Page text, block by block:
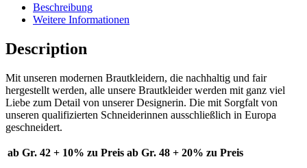
Beschreibung
Weitere Informationen
Description
Mit unseren modernen Brautkleidern, die nachhaltig und fair
hergestellt werden, alle unsere Brautkleider werden mit ganz viel
Liebe zum Detail von unserer Designerin. Die mit Sorgfalt von
unseren qualifizierten Schneiderinnen ausschließlich in Europa
geschneidert.
ab Gr. 42 + 10% zu Preis ab Gr. 48 + 20% zu Preis